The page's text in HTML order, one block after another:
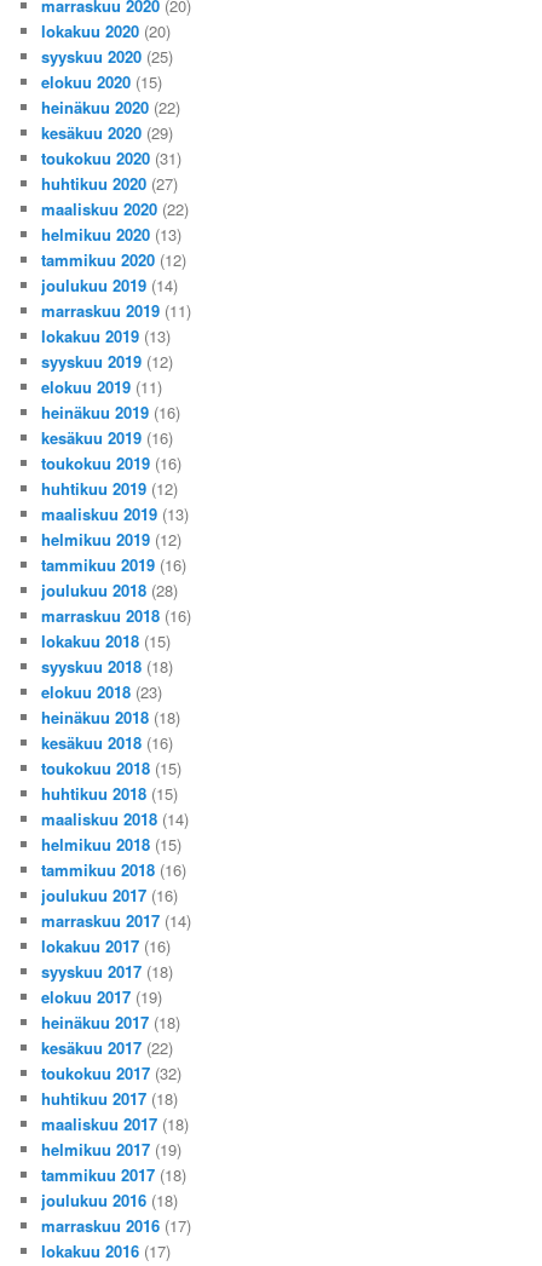
marraskuu 2020 (20)
lokakuu 2020 (20)
syyskuu 2020 (25)
elokuu 2020 (15)
heinäkuu 2020 (22)
kesäkuu 2020 (29)
toukokuu 2020 (31)
huhtikuu 2020 (27)
maaliskuu 2020 (22)
helmikuu 2020 (13)
tammikuu 2020 (12)
joulukuu 2019 (14)
marraskuu 2019 (11)
lokakuu 2019 (13)
syyskuu 2019 (12)
elokuu 2019 (11)
heinäkuu 2019 (16)
kesäkuu 2019 (16)
toukokuu 2019 (16)
huhtikuu 2019 (12)
maaliskuu 2019 (13)
helmikuu 2019 (12)
tammikuu 2019 (16)
joulukuu 2018 (28)
marraskuu 2018 (16)
lokakuu 2018 (15)
syyskuu 2018 (18)
elokuu 2018 (23)
heinäkuu 2018 (18)
kesäkuu 2018 (16)
toukokuu 2018 (15)
huhtikuu 2018 (15)
maaliskuu 2018 (14)
helmikuu 2018 (15)
tammikuu 2018 (16)
joulukuu 2017 (16)
marraskuu 2017 (14)
lokakuu 2017 (16)
syyskuu 2017 (18)
elokuu 2017 (19)
heinäkuu 2017 (18)
kesäkuu 2017 (22)
toukokuu 2017 (32)
huhtikuu 2017 (18)
maaliskuu 2017 (18)
helmikuu 2017 (19)
tammikuu 2017 (18)
joulukuu 2016 (18)
marraskuu 2016 (17)
lokakuu 2016 (17)